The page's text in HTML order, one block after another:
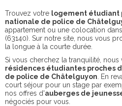
Trouvez votre logement étudiant
nationale de police de
appartement ou une colocation
(63140). Sur notre site, nous vous
la longue à la courte durée.
Si vous cherchez la tranquilité,
résidences étudiantes proches
de police de Châtelguyon . En
court séjour pour un stage par
nos offres d'auberges de
négociés pour vous.